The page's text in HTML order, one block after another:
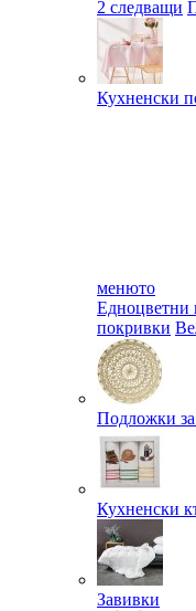
2 следващи
Кухненски
менюто
Едноцветни
покривки
Подложки
Кухненски
Завивки